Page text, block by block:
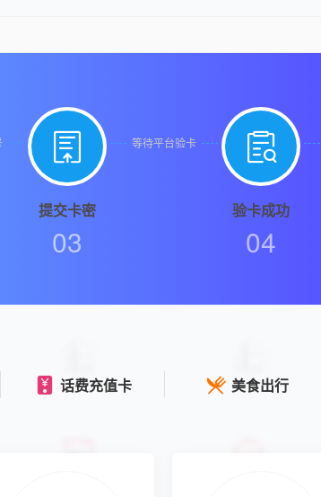

提交卡密
03
等待平台验卡 
验卡成功
04
话费充值卡 美食出行